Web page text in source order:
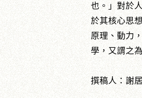
也。」對於
於其核心思
原理、動力
學，又謂之
撰稿人：謝